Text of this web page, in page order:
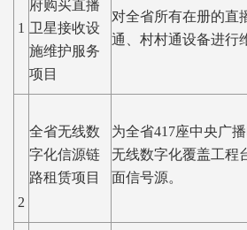
1
府购买直播
卫星接收设
施维护服务
项目
对全省所有在册的直
通、村村通设备进行
2
全省无线数
字化信源链
路租赁项目
为全省417座中央广
无线数字化覆盖工程
面信号源。